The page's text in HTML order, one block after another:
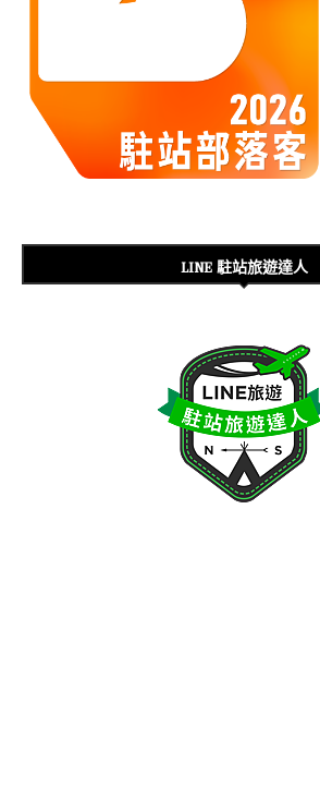
LINE 駐站旅遊達人